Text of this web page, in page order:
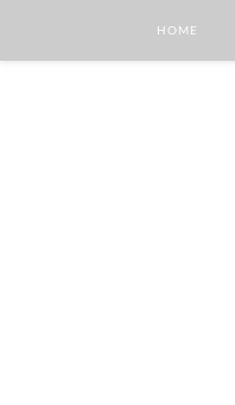
HOME